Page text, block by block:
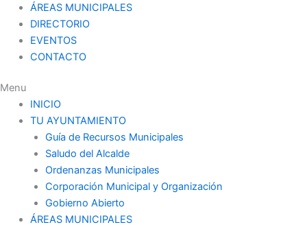
ÁREAS MUNICIPALES
DIRECTORIO
EVENTOS
CONTACTO
Menu
INICIO
TU AYUNTAMIENTO
Guía de Recursos Municipales
Saludo del Alcalde
Ordenanzas Municipales
Corporación Municipal y Organización
Gobierno Abierto
ÁREAS MUNICIPALES